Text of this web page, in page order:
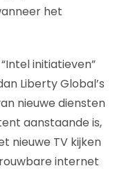
het
initiatieven”
Liberty Global’s
nieuwe diensten
aanstaande is,
nieuwe TV kijken
internet